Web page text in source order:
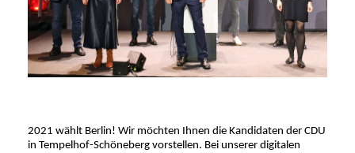
2021 wählt Berlin! Wir möchten Ihnen die Kandidaten der CDU
in Tempelhof-Schöneberg vorstellen. Bei unserer digitalen